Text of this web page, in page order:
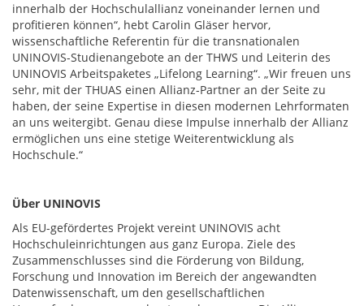
innerhalb der Hochschulallianz voneinander lernen und
profitieren können“, hebt Carolin Gläser hervor,
wissenschaftliche Referentin für die transnationalen
UNINOVIS-Studienangebote an der THWS und Leiterin des
UNINOVIS Arbeitspaketes „Lifelong Learning“. „Wir freuen uns
sehr, mit der THUAS einen Allianz-Partner an der Seite zu
haben, der seine Expertise in diesen modernen Lehrformaten
an uns weitergibt. Genau diese Impulse innerhalb der Allianz
ermöglichen uns eine stetige Weiterentwicklung als
Hochschule.“
Über UNINOVIS
Als EU-gefördertes Projekt vereint UNINOVIS acht
Hochschuleinrichtungen aus ganz Europa. Ziele des
Zusammenschlusses sind die Förderung von Bildung,
Forschung und Innovation im Bereich der angewandten
Datenwissenschaft, um den gesellschaftlichen